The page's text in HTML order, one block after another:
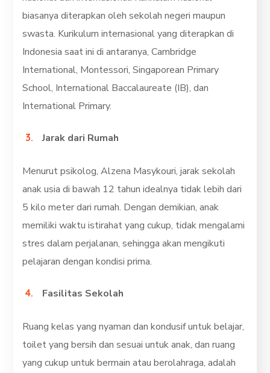
biasanya diterapkan oleh sekolah negeri maupun
swasta. Kurikulum internasional yang diterapkan di
Indonesia saat ini di antaranya, Cambridge
International, Montessori, Singaporean Primary
School, International Baccalaureate (IB), dan
International Primary.
Jarak dari Rumah
Menurut psikolog, Alzena Masykouri, jarak sekolah
anak usia di bawah 12 tahun idealnya tidak lebih dari
5 kilo meter dari rumah. Dengan demikian, anak
memiliki waktu istirahat yang cukup, tidak mengalami
stres dalam perjalanan, sehingga akan mengikuti
pelajaran dengan kondisi prima.
Fasilitas Sekolah
Ruang kelas yang nyaman dan kondusif untuk belajar,
toilet yang bersih dan sesuai untuk anak, dan ruang
yang cukup untuk bermain atau berolahraga, adalah